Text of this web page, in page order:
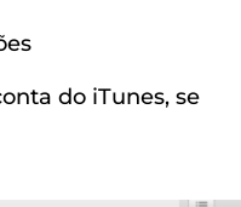
do iTunes, se